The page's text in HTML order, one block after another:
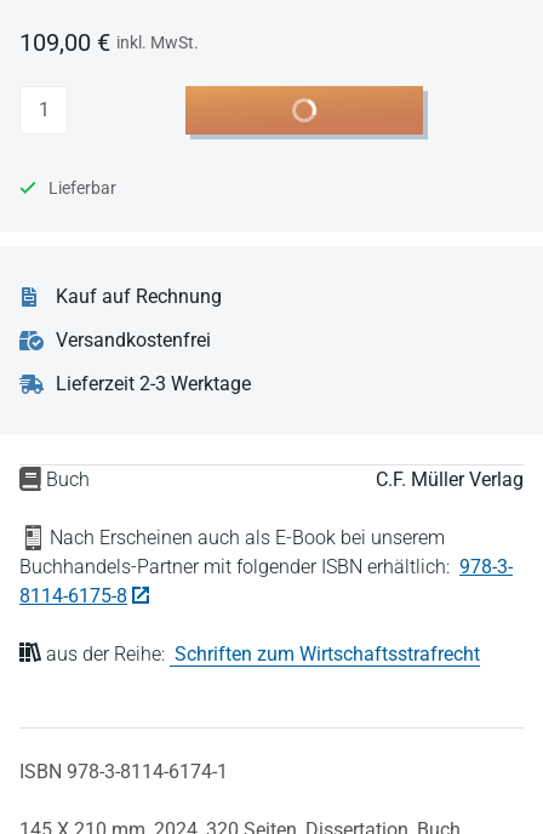
Buch C.F. Müller Verlag
Nach Erscheinen auch als E-Book bei unserem
Buchhandels-Partner mit folgender ISBN erhältlich: 978-3-
8114-6175-8
aus der Reihe: Schriften zum Wirtschaftsstrafrecht
ISBN 978-3-8114-6174-1
145 X 210 mm, 2024, 320 Seiten, Dissertation, Buch
109,00 € inkl. MwSt.
Anzahl In den Warenkorb
Lieferbar
Kauf auf Rechnung
Versandkostenfrei
Lieferzeit 2-3 Werktage